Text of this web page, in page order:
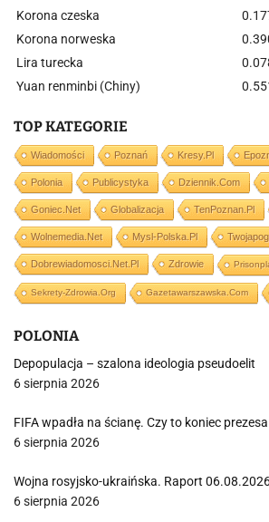
Korona czeska
Korona norweska
Lira turecka
Yuan renminbi (Chiny)
TOP KATEGORIE
Wiadomości Poznań Kresy.pl
Polonia Publicystyka Dziennik.com
Goniec.net Globalizacja TenPoznan.pl
Wolnemedia.net Mysl-Polska.pl
Dobrewiadomosci.net.pl Zdrowie
Sekrety-Zdrowia.org Gazetawarszawska.com
POLONIA
Depopulacja – szalona ideologia pseudoelit
6 sierpnia 2026
FIFA wpadła na ścianę. Czy to koniec
6 sierpnia 2026
Wojna rosyjsko-ukraińska. Raport
6 sierpnia 2026